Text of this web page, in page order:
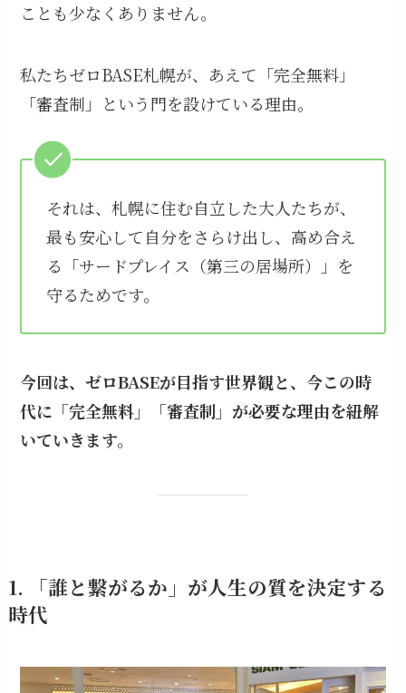
ことも少なくありません。
私たちゼロBASE札幌が、あえて「完全無料」
「審査制」という門を設けている理由。
それは、札幌に住む自立した大人たちが、
最も安心して自分をさらけ出し、高め合え
る「サードプレイス（第三の居場所）」を
守るためです。
今回は、ゼロBASEが目指す世界観と、今この時
代に「完全無料」「審査制」が必要な理由を紐解
いていきます。
1. 「誰と繋がるか」が人生の質を決定する
時代